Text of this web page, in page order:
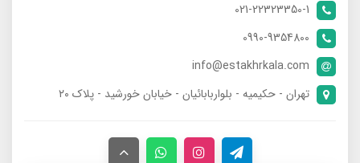
021-22323350-1
0990-9354800
info@estakhrkala.com
تهران - حکیمیه - بلواربابائیان - خیابان خورشید - پلاک ۲۰